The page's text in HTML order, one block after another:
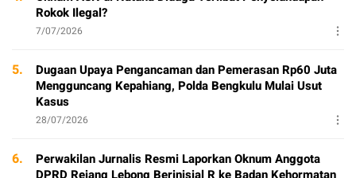
Rokok Ilegal?
7/07/2026
5.
Dugaan Upaya Pengancaman dan Pemerasan Rp60 Juta
Mengguncang Kepahiang, Polda Bengkulu Mulai Usut
Kasus
28/07/2026
6.
Perwakilan Jurnalis Resmi Laporkan Oknum Anggota